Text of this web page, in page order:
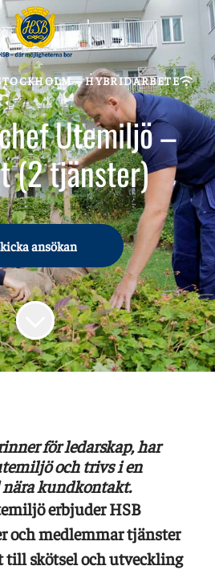
· HYBRIDARBETE
Utemiljö –
(2 tjänster)
ansökan
för ledarskap, har
och trivs i en
kundkontakt.
erbjuder HSB
och medlemmar tjänster
till skötsel och utveckling